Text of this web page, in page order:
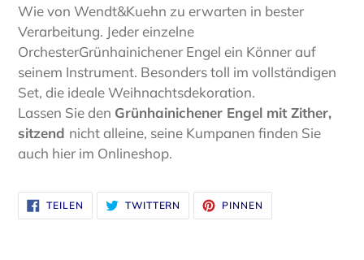
Wie von Wendt&Kuehn zu erwarten in bester
Verarbeitung. Jeder einzelne
OrchesterGrünhainichener Engel ein Könner auf
seinem Instrument. Besonders toll im vollständigen
Set, die ideale Weihnachtsdekoration.
Lassen Sie den Grünhainichener Engel mit Zither,
sitzend nicht alleine, seine Kumpanen finden Sie
auch hier im Onlineshop.
TEILEN
FACEBOOK
TEILEN
TWITTERN AUF
TWITTER
TWITTERN
PINNEN
PINNEN